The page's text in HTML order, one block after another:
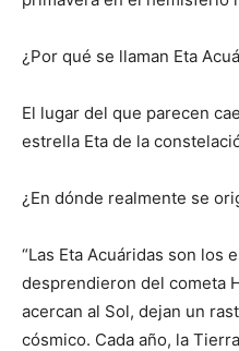
¿Por qué se llaman Eta
El lugar del que parecen
estrella Eta de la
¿En dónde realmente se
“Las Eta Acuáridas son los
desprendieron del cometa
acercan al Sol, dejan un
cósmico. Cada año, la